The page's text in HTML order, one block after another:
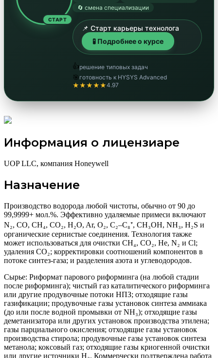
СТАРТ
🔄 смена специализации
📌 Старт карьеры технолога
🧪 Подробнее о курсе
👍решение типовых задач
🎯 готовность к HYSYS Advanced
★★★★★4.97
Информация о лицензиаре
UOP LLC, компания Honeywell
Назначение
Производство водорода любой чистоты, обычно от 90 до
99,9999+ мол.%. Эффективно удаляемые примеси включают
N₂, CO, CH₄, CO₂, H₂O, Ar, O₂, C₂–C₈⁺, CH₃OH, NH₃, H₂S и
органические сернистые соединения. Технология также
может использоваться для очистки CH₄, CO₂, He, N₂ и Cl;
удаления CO₂; корректировки соотношений компонентов в
потоке синтез-газа; и разделения азота и углеводородов.
Сырье: Риформат парового риформинга (на любой стадии
после риформинга); чистый газ каталитического риформинга
или другие продувочные потоки НПЗ; отходящие газы
газификации; продувочные газы установок синтеза аммиака
(до или после водной промывки от NH₃); отходящие газы
деметанизатора или других установок производства этилена;
газы парциального окисления; отходящие газы установок
производства стирола; продувочные газы установок синтеза
метанола; коксовый газ; отходящие газы криогенной очистки
или другие источники H₂. Коммерчески подтверждена работа